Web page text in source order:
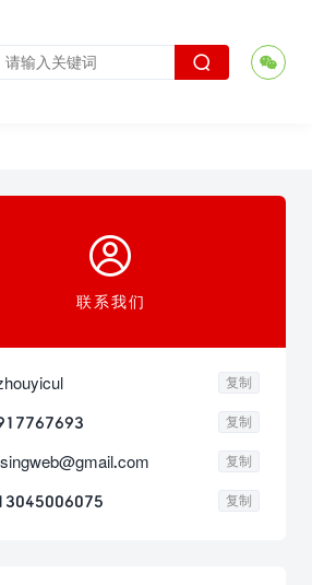



联系我们
复制
复制
复制
复制